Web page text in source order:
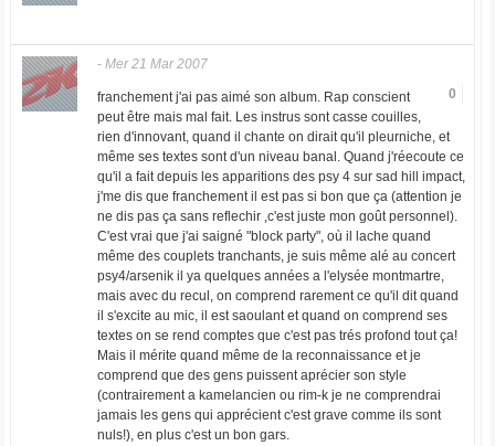
- Mer 21 Mar 2007
0
franchement j'ai pas aimé son album. Rap conscient
peut être mais mal fait. Les instrus sont casse couilles,
rien d'innovant, quand il chante on dirait qu'il pleurniche, et
même ses textes sont d'un niveau banal. Quand j'réecoute ce
qu'il a fait depuis les apparitions des psy 4 sur sad hill impact,
j'me dis que franchement il est pas si bon que ça (attention je
ne dis pas ça sans reflechir ,c'est juste mon goût personnel).
C'est vrai que j'ai saigné "block party", où il lache quand
même des couplets tranchants, je suis même alé au concert
psy4/arsenik il ya quelques années a l'elysée montmartre,
mais avec du recul, on comprend rarement ce qu'il dit quand
il s'excite au mic, il est saoulant et quand on comprend ses
textes on se rend comptes que c'est pas trés profond tout ça!
Mais il mérite quand même de la reconnaissance et je
comprend que des gens puissent aprécier son style
(contrairement a kamelancien ou rim-k je ne comprendrai
jamais les gens qui apprécient c'est grave comme ils sont
nuls!), en plus c'est un bon gars.